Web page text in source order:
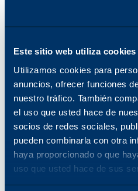
Este sitio web utiliza cookies
Utilizamos cookies para
anuncios, ofrecer funciones
nuestro tráfico. También
el uso que usted hace de
socios de redes sociales,
pueden combinarla con otra
haya proporcionado o que
uso que usted hace de sus
Katun
ALUMANA
Marca
Marca
Marca